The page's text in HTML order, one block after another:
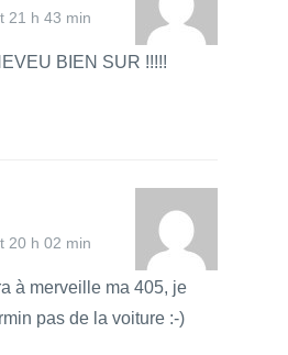
21 h 43 min
BIEN SUR !!!!!
20 h 02 min
à merveille ma 405, je
pas de la voiture :-)